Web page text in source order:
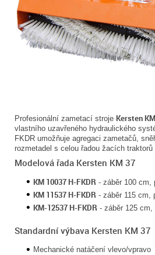
Profesionální zametací stroje Kersten
vlastního uzavřeného hydraulického
FKDR umožňuje agregaci zametačů,
rozmetadel s celou řadou žacích
Modelová řada Kersten KM 37
KM 10037 H-FKDR - záběr 100 cm,
KM 11537 H-FKDR - záběr 115 cm,
KM-12537 H-FKDR - záběr 125 cm,
Standardní výbava Kersten KM 37
Mechanické natáčení vlevo/vpravo